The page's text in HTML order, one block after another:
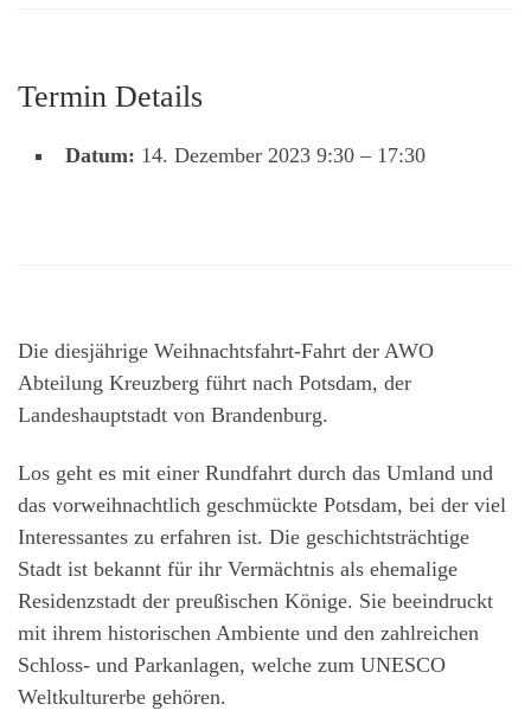
Termin Details
Datum: 14. Dezember 2023 9:30 – 17:30
Die diesjährige Weihnachtsfahrt-Fahrt der AWO
Abteilung Kreuzberg führt nach Potsdam, der
Landeshauptstadt von Brandenburg.
Los geht es mit einer Rundfahrt durch das Umland und
das vorweihnachtlich geschmückte Potsdam, bei der viel
Interessantes zu erfahren ist. Die geschichtsträchtige
Stadt ist bekannt für ihr Vermächtnis als ehemalige
Residenzstadt der preußischen Könige. Sie beeindruckt
mit ihrem historischen Ambiente und den zahlreichen
Schloss- und Parkanlagen, welche zum UNESCO
Weltkulturerbe gehören.